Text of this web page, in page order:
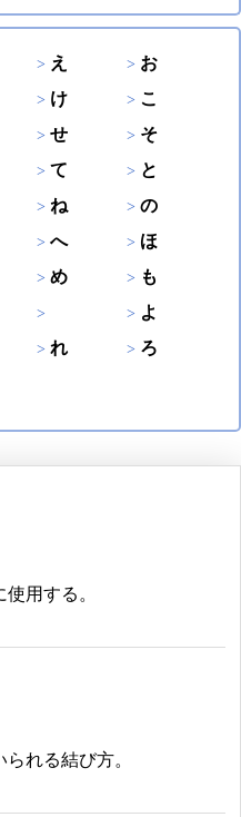
え
お
け
こ
せ
そ
て
と
ね
の
へ
ほ
め
も
よ
れ
ろ
用する。
れる結び方。